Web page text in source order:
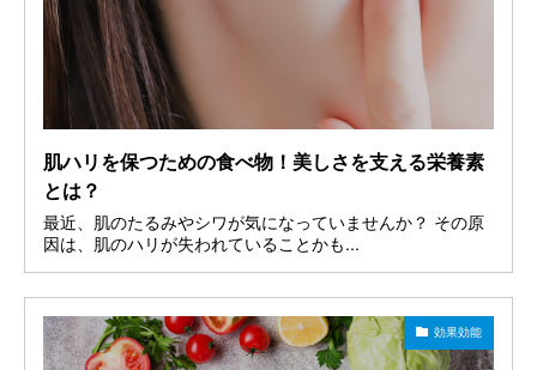
肌ハリを保つための食べ物！美しさを支える栄養素
とは？
最近、肌のたるみやシワが気になっていませんか？ その原
因は、肌のハリが失われていることかも...
効果効能